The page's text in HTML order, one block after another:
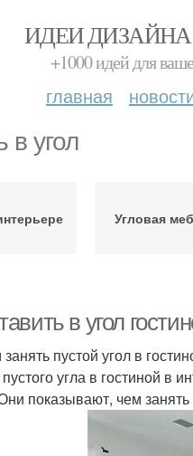
ИДЕИ ДИЗАЙНА
+1000 идей для
главная
в угол
Угловая
в угол
пустой угол в
пустого угла в гостиной
показывают, чем